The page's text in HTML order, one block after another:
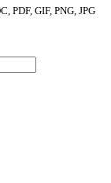
PDF, GIF, PNG, JPG